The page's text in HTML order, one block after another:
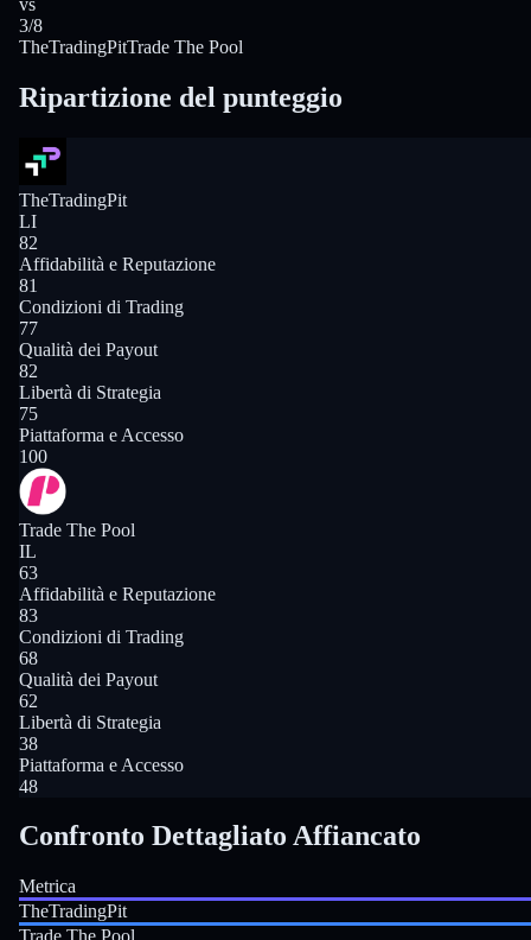
3/8
TheTradingPitTrade The Pool
Ripartizione del punteggio
TheTradingPit
LI
82
Affidabilità e Reputazione
81
Condizioni di Trading
77
Qualità dei Payout
82
Libertà di Strategia
75
Piattaforma e Accesso
100
Trade The Pool
IL
63
Affidabilità e Reputazione
83
Condizioni di Trading
68
Qualità dei Payout
62
Libertà di Strategia
38
Piattaforma e Accesso
48
Confronto Dettagliato Affiancato
Metrica
TheTradingPit